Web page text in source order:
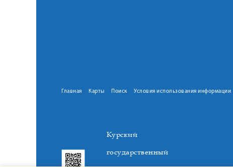
Главная Карты Поиск Условия использования информации
Курский
государственный